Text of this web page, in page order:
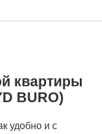
квартиры
BURO)
удобно и с